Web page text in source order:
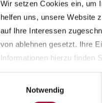
Wir setzen Cookies ein, um
helfen uns, unsere Website
auf Ihre Interessen
von ablehnen gesetzt. Ihre
Informationen hierzu finden
Notwendig